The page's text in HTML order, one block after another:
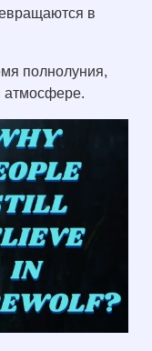
в
полнолуния,
атмосфере.